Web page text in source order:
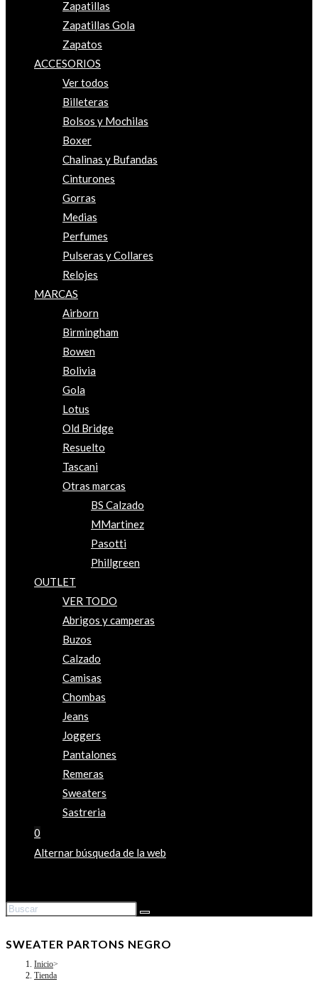
Zapatillas
Zapatillas Gola
Zapatos
ACCESORIOS
Ver todos
Billeteras
Bolsos y Mochilas
Boxer
Chalinas y Bufandas
Cinturones
Gorras
Medias
Perfumes
Pulseras y Collares
Relojes
MARCAS
Airborn
Birmingham
Bowen
Bolivia
Gola
Lotus
Old Bridge
Resuelto
Tascani
Otras marcas
BS Calzado
MMartinez
Pasotti
Phillgreen
OUTLET
VER TODO
Abrigos y camperas
Buzos
Calzado
Camisas
Chombas
Jeans
Joggers
Pantalones
Remeras
Sweaters
Sastreria
0
Alternar búsqueda de la web
SWEATER PARTONS NEGRO
Inicio>
Tienda